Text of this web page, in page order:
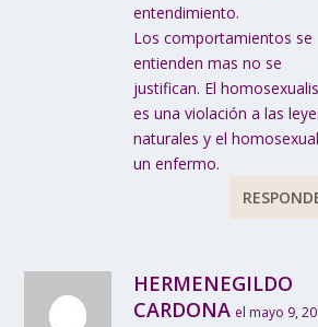
entendimiento.
Los comportamientos se
entienden mas no se
justifican. El
es una violación a las
naturales y el
un enfermo.
HERMENEGILDO
CARDONA el mayo 9,